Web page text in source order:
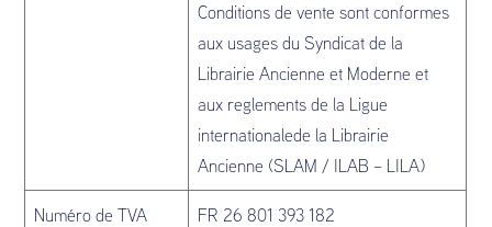
Conditions de vente sont conformes
aux usages du Syndicat de la
Librairie Ancienne et Moderne et
aux reglements de la Ligue
internationalede la Librairie
Ancienne (SLAM / ILAB – LILA)
Numéro de TVA FR 26 801 393 182